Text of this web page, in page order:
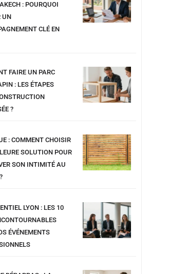
: POURQUOI
UN
CLÉ EN
FAIRE UN PARC
: LES ÉTAPES
?
: COMMENT CHOISIR
SOLUTION POUR
SON INTIMITÉ AU
LYON : LES 10
ÉVÉNEMENTS